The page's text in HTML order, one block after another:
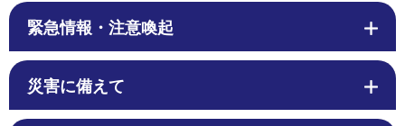
緊急情報・注意喚起
災害に備えて